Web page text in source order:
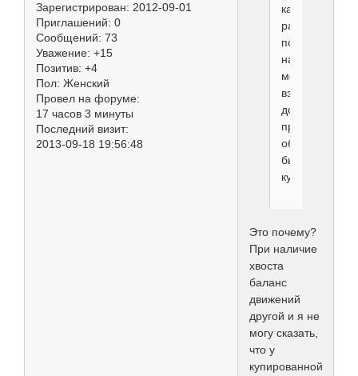
Зарегистрирован: 2012-09-01
Приглашений: 0
Сообщений: 73
Уважение: +15
Позитив: +4
Пол: Женский
Провел на форуме:
17 часов 3 минуты
Последний визит:
2013-09-18 19:56:48
как
рабочая
порода,
на
мой
взгляд,
должны,
просто
обязаны
быть
купированы,
Это почему?
При наличие
хвоста
баланс
движений
другой и я не
могу сказать,
что у
купированной